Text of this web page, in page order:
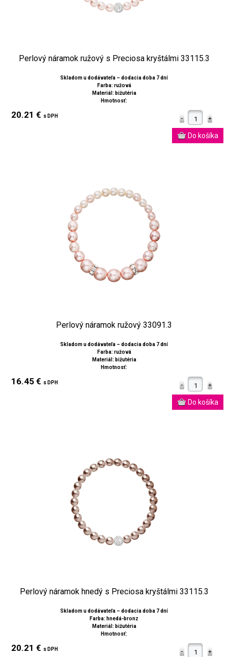
Perlový náramok ružový s Preciosa kryštálmi 33115.3
Skladom u dodávateľa – dodacia doba 7 dní
Farba: ružová
Materiál: bižutéria
Hmotnosť:
20.21 € s DPH
Perlový náramok ružový 33091.3
Skladom u dodávateľa – dodacia doba 7 dní
Farba: ružová
Materiál: bižutéria
Hmotnosť:
16.45 € s DPH
Perlový náramok hnedý s Preciosa kryštálmi 33115.3
Skladom u dodávateľa – dodacia doba 7 dní
Farba: hnedá-bronz
Materiál: bižutéria
Hmotnosť:
20.21 € s DPH